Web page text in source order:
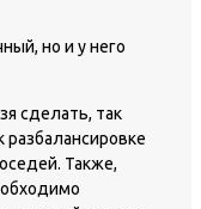
но и у него
сделать, так
разбалансировке
Также,